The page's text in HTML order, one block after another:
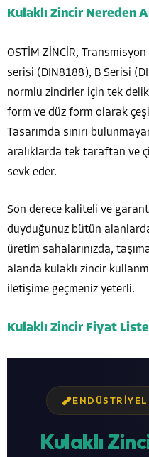
Kulaklı Zincir Nereden
OSTİM ZİNCİR,
serisi (DIN8188), B Serisi
normlu zincirler için tek
form ve düz form olarak
Tasarımda sınırı
aralıklarda tek taraftan ve
sevk eder.
Son derece kaliteli ve
duyduğunuz bütün
üretim sahalarınızda,
alanda kulaklı zincir
iletişime geçmeniz yeterli.
Kulaklı Zincir Fiyat
Kulaklı